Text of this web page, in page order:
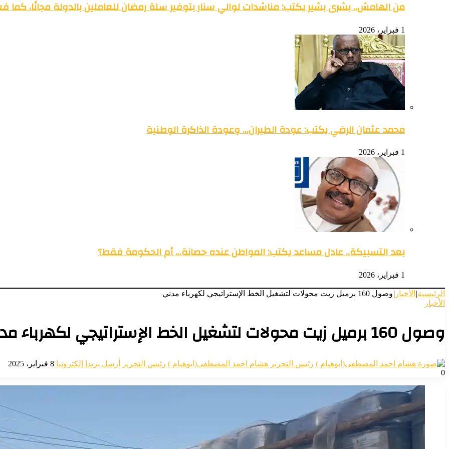
من الهامش.. بشرى بشير يكتب: مناشدات لوالي سنار بتوفير سلة رمضان للعاملين بالدولة مجانًا، كما
1 فبراير، 2026
محمد عثمان الرضي يكتب: عودة الطيران… وعودة الذاكرة الوطنية
1 فبراير، 2026
بعد التسبيكة.. عادل مساعد يكتب: المواطن عنده حصانة… أم الحكومة فقط؟
1 فبراير، 2026
الرئيسية| الأخبار |وصول 160 برميل زيت محولات لتشغيل الخط الإستراتيجي لكهرباء مدني
الأخبار
وصول 160 برميل زيت محولات لتشغيل الخط الإستراتيجي لكهرباء مدني
هشام احمد المصطفي(ابوهيام ) رئيس التحرير أرسل بريدا إلكترونيا 8 فبراير، 2025
0